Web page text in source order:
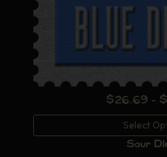
$26.69 - $
Select
Sour